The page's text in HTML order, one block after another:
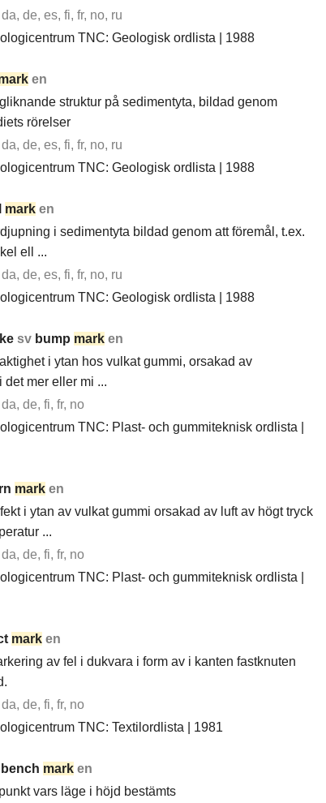
da, de, es, fi, fr, no, ru
TNC: Geologisk ordlista | 1988
en
struktur på sedimentyta, bildad genom
rörelser
da, de, es, fi, fr, no, ru
TNC: Geologisk ordlista | 1988
mark en
i sedimentyta bildad genom att föremål, t.ex.
ell ...
da, de, es, fi, fr, no, ru
TNC: Geologisk ordlista | 1988
sv bump mark en
i ytan hos vulkat gummi, orsakad av
det mer eller mi ...
da, de, fi, fr, no
TNC: Plast- och gummiteknisk ordlista |
mark en
i ytan av vulkat gummi orsakad av luft av högt tryck
...
da, de, fi, fr, no
TNC: Plast- och gummiteknisk ordlista |
mark en
av fel i dukvara i form av i kanten fastknuten
da, de, fi, fr, no
TNC: Textilordlista | 1981
bench mark en
vars läge i höjd bestämts